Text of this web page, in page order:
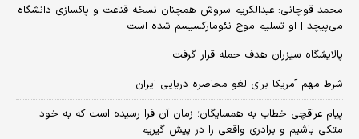
محمد قوچانی: عبدالکریم سروش همچنان نسخه قناعت و پاکسازی دانشگاه
می‌پیچد | او تسلیم موج نئومارکسیسم شده است
پالایشگاه سیزران هدف حمله قرار گرفت
شرط مهم آمریکا برای لغو محاصره دریایی ایران
پیام عراقچی خطاب به همسایگان؛ زمان آن فرا رسیده است که به خود
متکی باشیم و برادری واقعی را در پیش گیریم